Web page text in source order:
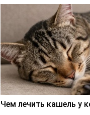
Чем лечить кашель у